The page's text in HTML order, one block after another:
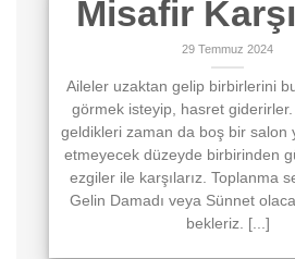
Misafir
29 Temmuz 2024
Aileler uzaktan gelip birbirlerini
görmek isteyip, hasret
geldikleri zaman da boş bir salon
etmeyecek düzeyde birbirinden
ezgiler ile karşılarız. Toplanma
Gelin Damadı veya Sünnet
bekleriz. [...]